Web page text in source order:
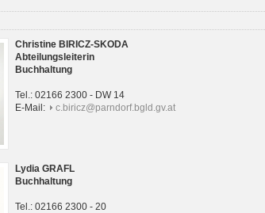
Christine BIRICZ-SKODA
Abteilungsleiterin
Buchhaltung
Tel.: 02166 2300 - DW 14
E-Mail:
c.biricz@parndorf.bgld.gv.at
Lydia GRAFL
Buchhaltung
Tel.: 02166 2300 - 20